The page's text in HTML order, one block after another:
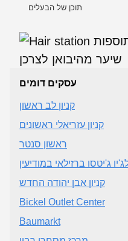
תוכן של הבעלים
עסקים דומים
קניון לב ראשון
קניון עזריאלי ראשונים
ראשון סנטר
קניון אבן יהודה החדש
Bickel Outlet Center
Baumarkt